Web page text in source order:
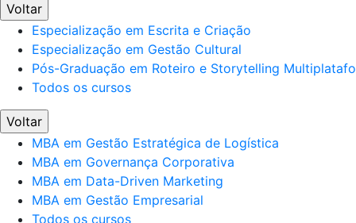
Voltar
Especialização em Escrita e Criação
Especialização em Gestão Cultural
Pós-Graduação em Roteiro e Storytelling
Todos os cursos
Voltar
MBA em Gestão Estratégica de Logística
MBA em Governança Corporativa
MBA em Data-Driven Marketing
MBA em Gestão Empresarial
Todos os cursos